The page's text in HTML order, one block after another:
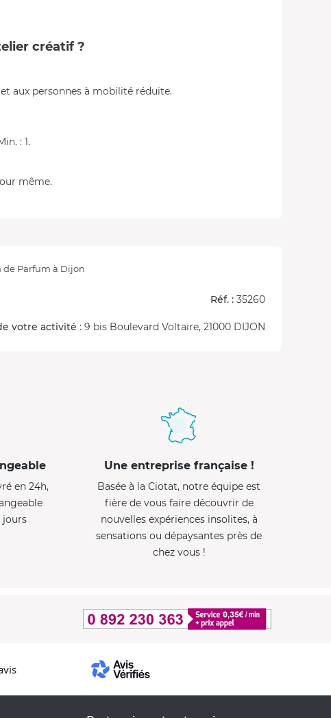
créatif ?
aux personnes à mobilité réduite.
: 1.
même.
de Parfum à Dijon
Réf. : 35260
votre activité : 9 bis Boulevard Voltaire, 21000 DIJON
en 24h,
Une entreprise française !
Basée à la Ciotat, notre équipe est
fière de vous faire découvrir de
nouvelles expériences insolites, à
sensations ou dépaysantes près de
chez vous !